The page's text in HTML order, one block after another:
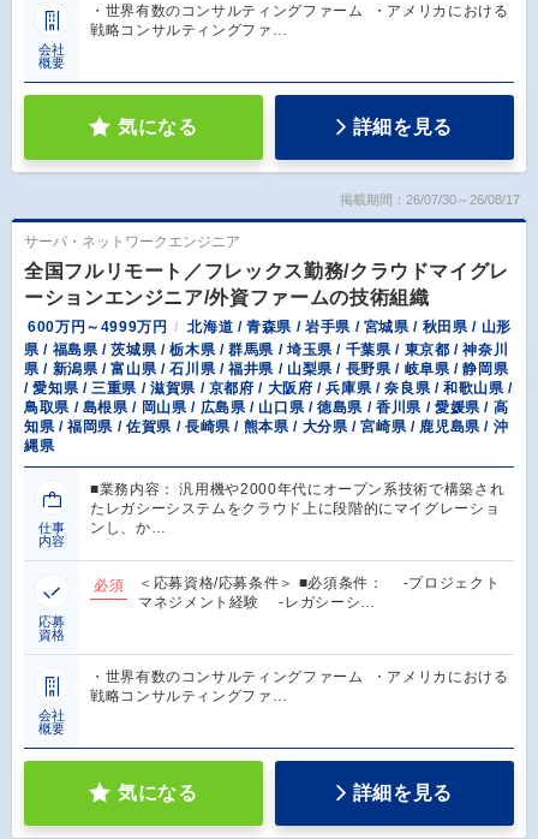
会社
概要
・世界有数のコンサルティングファーム ・アメリカにおける
戦略コンサルティングファ…
気になる 詳細を見る
掲載期間：26/07/30～26/08/17
サーバ・ネットワークエンジニア
全国フルリモート／フレックス勤務/クラウドマイグレ
ーションエンジニア/外資ファームの技術組織
600万円～4999万円
北海道 / 青森県 / 岩手県 / 宮城県 / 秋田県 / 山形
県 / 福島県 / 茨城県 / 栃木県 / 群馬県 / 埼玉県 / 千葉県 / 東京都 / 神奈川
県 / 新潟県 / 富山県 / 石川県 / 福井県 / 山梨県 / 長野県 / 岐阜県 / 静岡県
/ 愛知県 / 三重県 / 滋賀県 / 京都府 / 大阪府 / 兵庫県 / 奈良県 / 和歌山県 /
鳥取県 / 島根県 / 岡山県 / 広島県 / 山口県 / 徳島県 / 香川県 / 愛媛県 / 高
知県 / 福岡県 / 佐賀県 / 長崎県 / 熊本県 / 大分県 / 宮崎県 / 鹿児島県 / 沖
縄県
仕事
内容
■業務内容： 汎用機や2000年代にオープン系技術で構築され
たレガシーシステムをクラウド上に段階的にマイグレーショ
ンし、か…
応募
資格
必須
＜応募資格/応募条件＞ ■必須条件： -プロジェクト
マネジメント経験 -レガシーシ…
会社
概要
・世界有数のコンサルティングファーム ・アメリカにおける
戦略コンサルティングファ…
気になる 詳細を見る